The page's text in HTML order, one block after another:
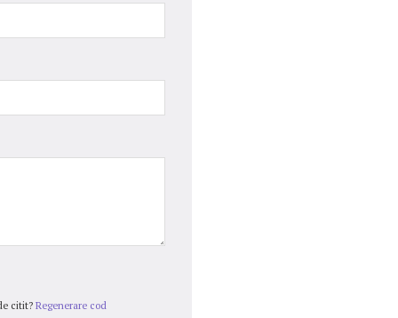
citit? Regenerare cod